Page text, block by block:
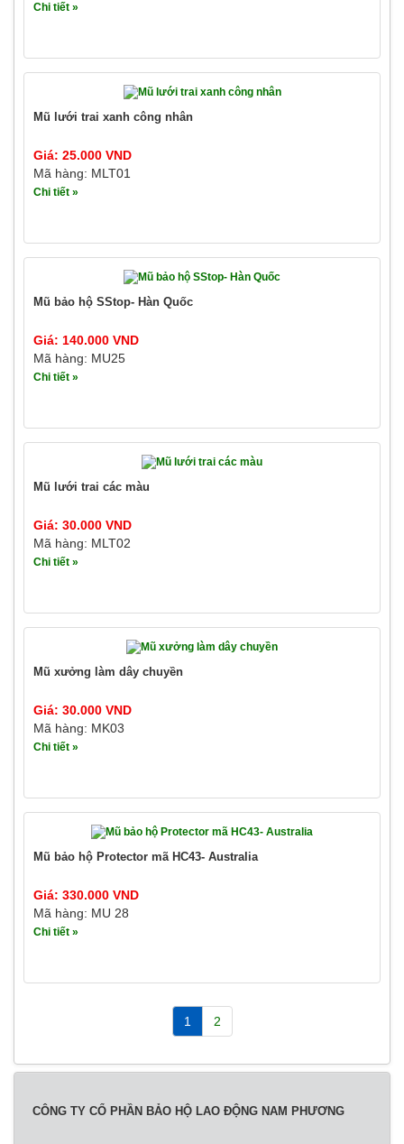
Chi tiết »
Mũ lưới trai xanh công nhân
Giá: 25.000 VND
Mã hàng: MLT01
Chi tiết »
Mũ bảo hộ SStop- Hàn Quốc
Giá: 140.000 VND
Mã hàng: MU25
Chi tiết »
Mũ lưới trai các màu
Giá: 30.000 VND
Mã hàng: MLT02
Chi tiết »
Mũ xưởng làm dây chuyền
Giá: 30.000 VND
Mã hàng: MK03
Chi tiết »
Mũ bảo hộ Protector mã HC43- Australia
Giá: 330.000 VND
Mã hàng: MU 28
Chi tiết »
1 2
CÔNG TY CỔ PHẦN BẢO HỘ LAO ĐỘNG NAM PHƯƠNG